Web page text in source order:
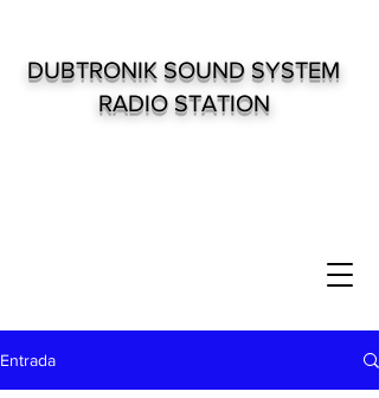
DUBTRONIK SOUND SYSTEM
RADIO STATION
Entrada